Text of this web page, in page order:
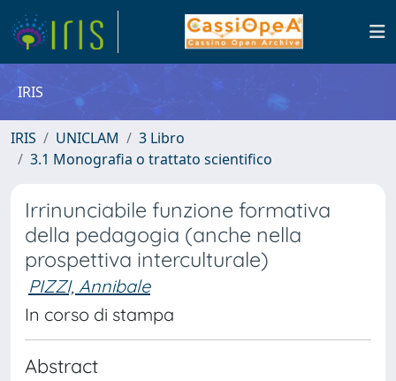
IRIS
IRIS UNICLAM
3 Libro
3.1 Monografia o trattato scientifico
Irrinunciabile funzione formativa
della pedagogia (anche nella
prospettiva interculturale)
PIZZI, Annibale
In corso di stampa
Abstract